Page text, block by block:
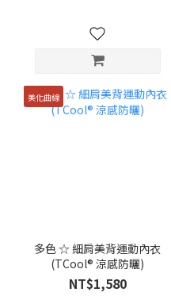
美化曲線
多色 ☆ 細肩美背運動內衣
(TCool® 涼感防曬)
NT$1,580